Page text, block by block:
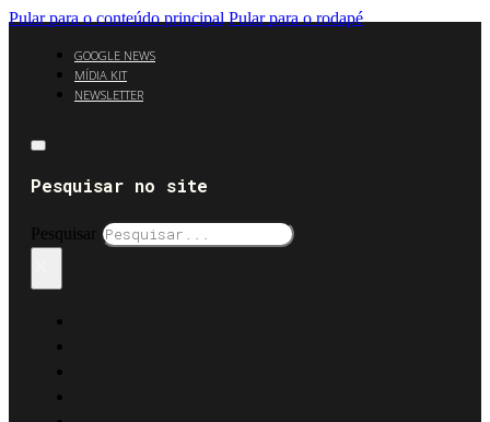
Pular para o conteúdo principal Pular para o rodapé
GOOGLE NEWS
MÍDIA KIT
NEWSLETTER
Pesquisar no site
Pesquisar